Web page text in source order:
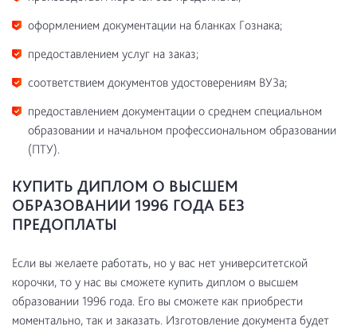
оформлением документации на бланках Гознака;
предоставлением услуг на заказ;
соответствием документов удостоверениям ВУЗа;
предоставлением документации о среднем специальном
образовании и начальном профессиональном образовании
(ПТУ).
КУПИТЬ ДИПЛОМ О ВЫСШЕМ
ОБРАЗОВАНИИ 1996 ГОДА БЕЗ
ПРЕДОПЛАТЫ
Если вы желаете работать, но у вас нет университетской
корочки, то у нас вы сможете купить диплом о высшем
образовании 1996 года. Его вы сможете как приобрести
моментально, так и заказать. Изготовление документа будет